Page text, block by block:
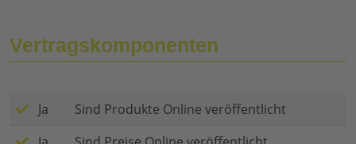
Vertragskomponenten
Ja
Sind Produkte Online veröffentlicht